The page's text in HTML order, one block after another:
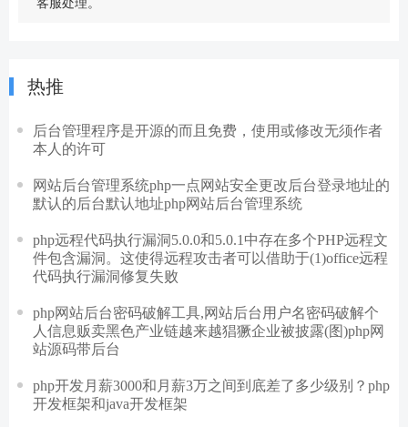
客服处理。
热推
后台管理程序是开源的而且免费，使用或修改无须作者
本人的许可
网站后台管理系统php一点网站安全更改后台登录地址的
默认的后台默认地址php网站后台管理系统
php远程代码执行漏洞5.0.0和5.0.1中存在多个PHP远程文
件包含漏洞。这使得远程攻击者可以借助于(1)office远程
代码执行漏洞修复失败
php网站后台密码破解工具,网站后台用户名密码破解个
人信息贩卖黑色产业链越来越猖獗企业被披露(图)php网
站源码带后台
php开发月薪3000和月薪3万之间到底差了多少级别？php
开发框架和java开发框架